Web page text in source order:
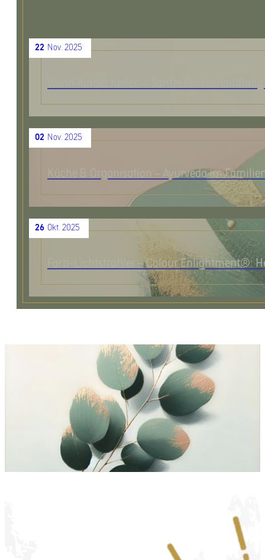
22 Nov. 2025
Küche & Organisation – Ayurveda im
02 Nov. 2025
Farb-Lichtstrahler – Colour Enlightment®:
26 Okt. 2025